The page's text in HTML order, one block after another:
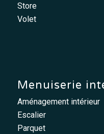
Store
Volet
Menuiserie
Aménagement intérieur
Escalier
Parquet